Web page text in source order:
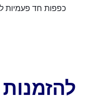
כפפות חד פעמיות
להזמנות